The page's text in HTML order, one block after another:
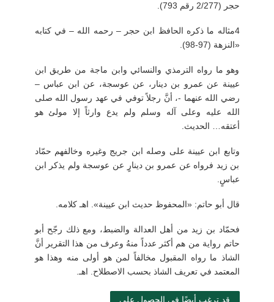
حجر (2/277 رقم 793).
4مثاله ما ذكره الحافظ ابن حجر– رحمه الله –في كتابه
«النزهة (97-98).
وهو ما رواه الترمذي والنسائي وابن ماجة من طريق ابن
عيينة عن عمرو بن دينار، عن عوسجة، عن ابن عباس–
رضي الله عنهما -، أنَّ رجلاً توفي في عهد رسول الله صلى
الله عليه وعلى آله وسلم ولم يدع وارثاً إلا مولئ هو
أعتقه… الحديث.
وتابع ابن عيينة على وصله ابن جريج وغيره وخالفهم حمّاد
بن زيد فرواه عن عمرو بن دينارٍ عن عوسجة ولم يذكر ابن
عباسٍ.
قال أبو حاتم: «المحفوظ حديث ابن عيينة». اهـ كلامه.
فحمّاد بن زيد من أهل العدالة والضبط، ومع ذلك رجّح أبو
حاتم رواية من هم أكثر عدداً منهُ وعرف من هذا التقرير أنَّ
الشاذ ما رواه المقبول مخالفاً لمن هو أولى منه وهذا هو
المعتمد في تعريف الشاذ بحسب الاصطلاح. اهـ.
قد ترغب أيضًا في الحصول على